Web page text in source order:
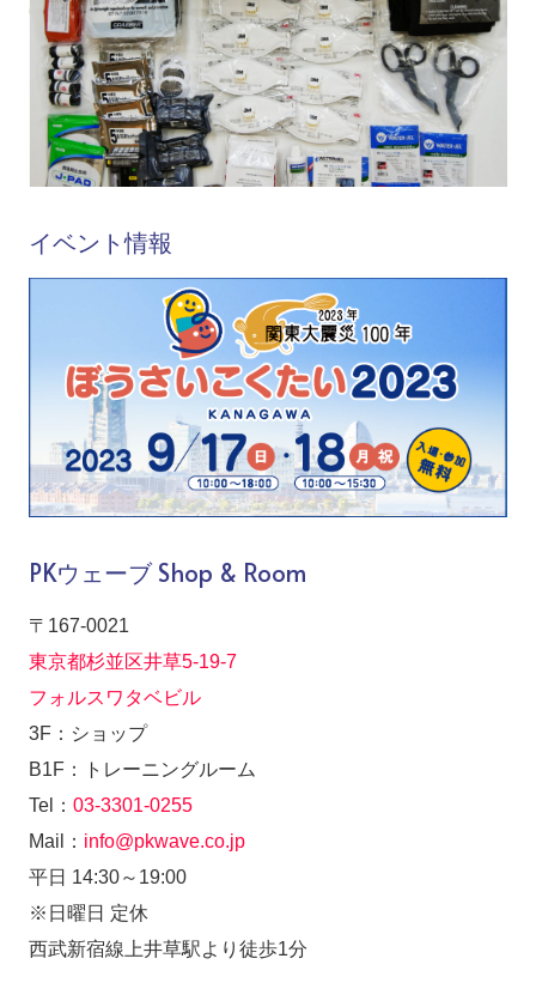
イベント情報
PKウェーブ Shop & Room
〒167-0021
東京都杉並区井草5-19-7
フォルスワタベビル
3F：ショップ
B1F：トレーニングルーム
Tel： 03-3301-0255
Mail： info@pkwave.co.jp
平日 14:30～19:00
※日曜日 定休
西武新宿線上井草駅より徒歩1分